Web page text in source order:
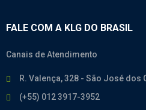
FALE COM A KLG DO BRASIL
Canais de Atendimento
R. Valença, 328 - São José dos
(+55) 012 3917-3952